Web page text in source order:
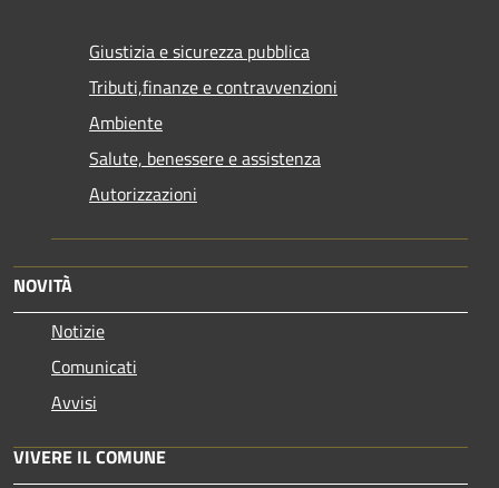
Giustizia e sicurezza pubblica
Tributi,finanze e contravvenzioni
Ambiente
Salute, benessere e assistenza
Autorizzazioni
NOVITÀ
Notizie
Comunicati
Avvisi
VIVERE IL COMUNE